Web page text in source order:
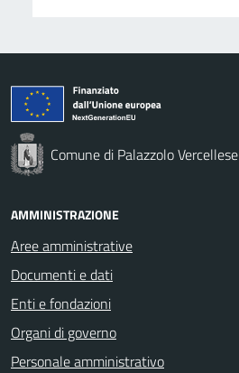
Comune di Palazzolo Vercellese
AMMINISTRAZIONE
Aree amministrative
Documenti e dati
Enti e fondazioni
Organi di governo
Personale amministrativo